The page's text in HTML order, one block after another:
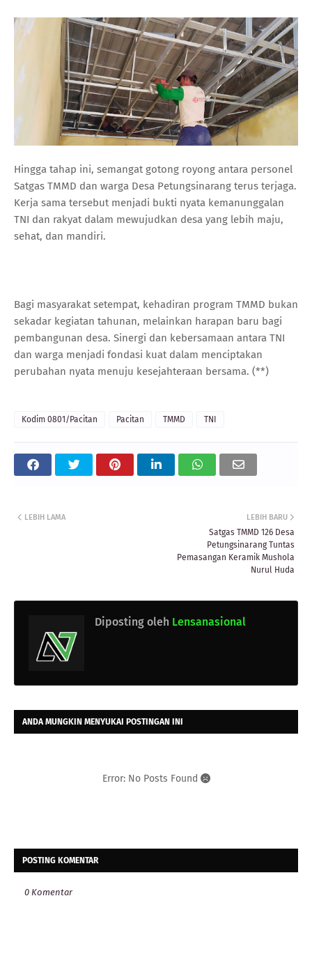
Hingga tahap ini, semangat gotong royong antara personel
Satgas TMMD dan warga Desa Petungsinarang terus terjaga.
Kerja sama tersebut menjadi bukti nyata kemanunggalan
TNI dan rakyat dalam mewujudkan desa yang lebih maju,
sehat, dan mandiri.
Bagi masyarakat setempat, kehadiran program TMMD bukan
sekadar kegiatan tahunan, melainkan harapan baru bagi
pembangunan desa. Sinergi dan kebersamaan antara TNI
dan warga menjadi fondasi kuat dalam menciptakan
perubahan nyata menuju kesejahteraan bersama. (**)
Kodim 0801/Pacitan Pacitan TMMD TNI
LEBIH BARU
Satgas TMMD 126 Desa
Petungsinarang Tuntas
Pemasangan Keramik Mushola
Nurul Huda
LEBIH LAMA
Diposting oleh Lensanasional
ANDA MUNGKIN MENYUKAI POSTINGAN INI
Error: No Posts Found
POSTING KOMENTAR
0 Komentar